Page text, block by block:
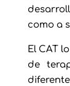
como a
El CAT
de